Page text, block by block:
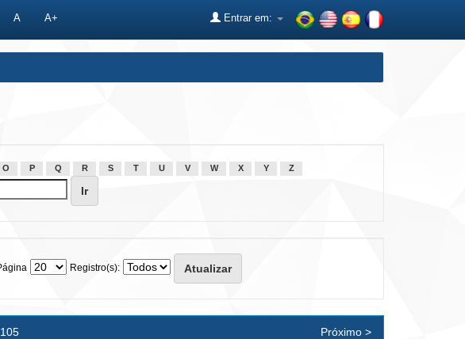
A A+ Entrar em:
O P Q R S T U V W X Y Z
Registro(s):
Próximo >